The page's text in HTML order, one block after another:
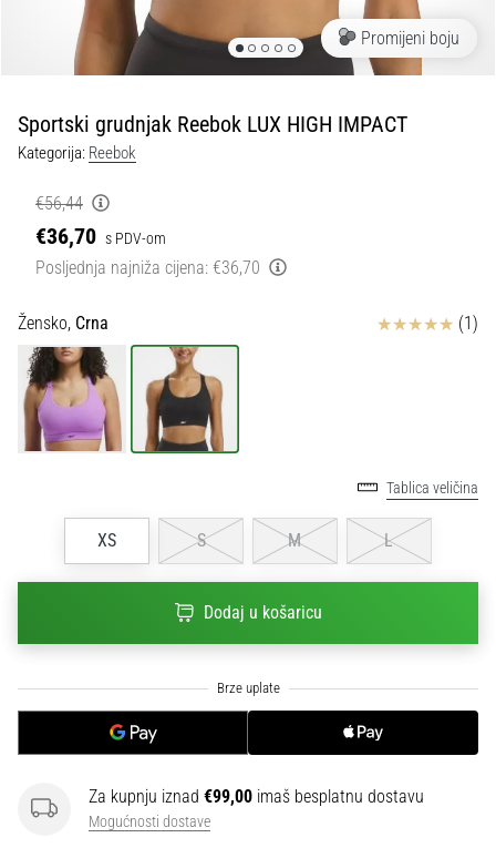
sportske
1. 7. 2025
1 min. čitanja
Play
for
More
Victories
Pripremi
se
za
ženski
dresovima
i
i
PUMA.
dio
utakmice,
Promijeni boju
Sportski grudnjak Reebok LUX HIGH IMPACT
Kategorija: Reebok
€56,44
€36,70 s PDV-om
Posljednja najniža cijena: €36,70
Žensko, Crna Ocjena proizvoda
(1)
Tablica veličina
XS S M L
Dodaj u košaricu
Za kupnju iznad €99,00 imaš besplatnu dostavu
Mogućnosti dostave